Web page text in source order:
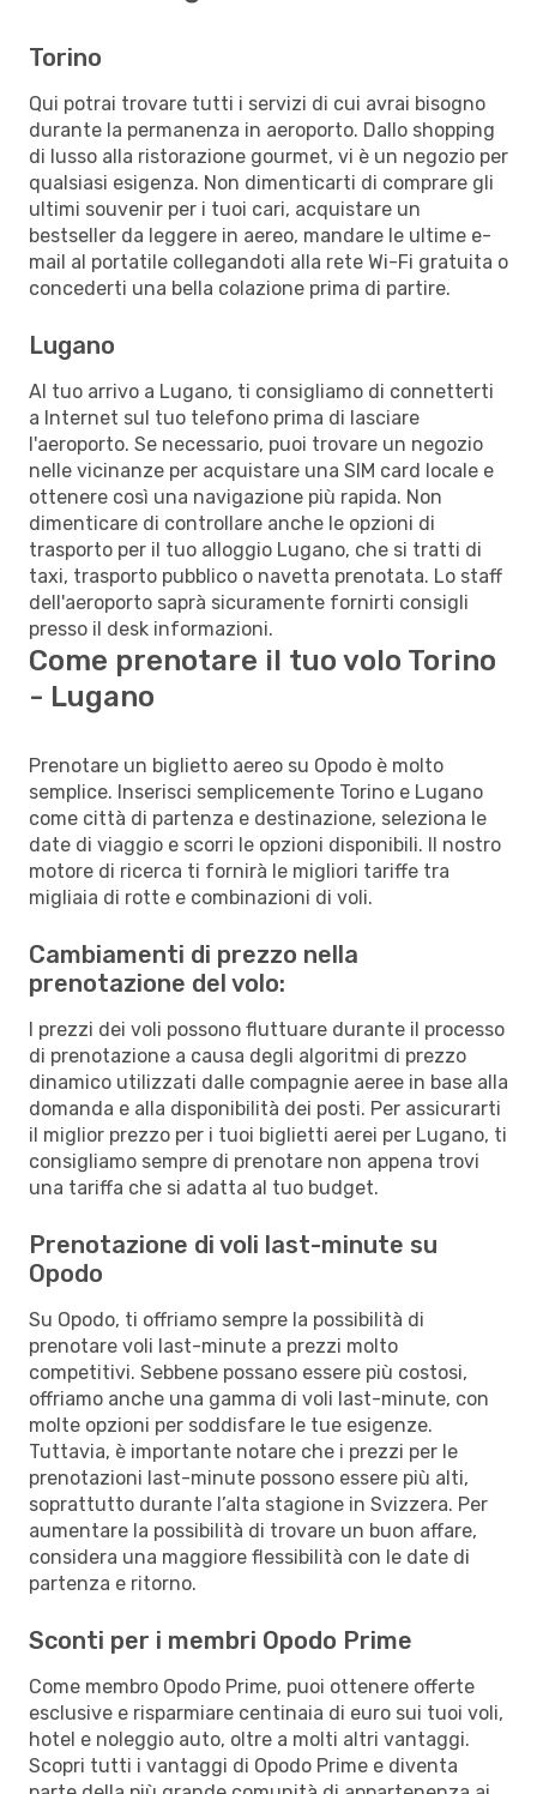
Torino
Qui potrai trovare tutti i servizi di cui avrai bisogno
durante la permanenza in aeroporto. Dallo shopping
di lusso alla ristorazione gourmet, vi è un negozio per
qualsiasi esigenza. Non dimenticarti di comprare gli
ultimi souvenir per i tuoi cari, acquistare un
bestseller da leggere in aereo, mandare le ultime e-
mail al portatile collegandoti alla rete Wi-Fi gratuita o
concederti una bella colazione prima di partire.
Lugano
Al tuo arrivo a Lugano, ti consigliamo di connetterti
a Internet sul tuo telefono prima di lasciare
l'aeroporto. Se necessario, puoi trovare un negozio
nelle vicinanze per acquistare una SIM card locale e
ottenere così una navigazione più rapida. Non
dimenticare di controllare anche le opzioni di
trasporto per il tuo alloggio Lugano, che si tratti di
taxi, trasporto pubblico o navetta prenotata. Lo staff
dell'aeroporto saprà sicuramente fornirti consigli
presso il desk informazioni.
Come prenotare il tuo volo Torino
- Lugano
Prenotare un biglietto aereo su Opodo è molto
semplice. Inserisci semplicemente Torino e Lugano
come città di partenza e destinazione, seleziona le
date di viaggio e scorri le opzioni disponibili. Il nostro
motore di ricerca ti fornirà le migliori tariffe tra
migliaia di rotte e combinazioni di voli.
Cambiamenti di prezzo nella
prenotazione del volo:
I prezzi dei voli possono fluttuare durante il processo
di prenotazione a causa degli algoritmi di prezzo
dinamico utilizzati dalle compagnie aeree in base alla
domanda e alla disponibilità dei posti. Per assicurarti
il miglior prezzo per i tuoi biglietti aerei per Lugano, ti
consigliamo sempre di prenotare non appena trovi
una tariffa che si adatta al tuo budget.
Prenotazione di voli last-minute su
Opodo
Su Opodo, ti offriamo sempre la possibilità di
prenotare voli last-minute a prezzi molto
competitivi. Sebbene possano essere più costosi,
offriamo anche una gamma di voli last-minute, con
molte opzioni per soddisfare le tue esigenze.
Tuttavia, è importante notare che i prezzi per le
prenotazioni last-minute possono essere più alti,
soprattutto durante l’alta stagione in Svizzera. Per
aumentare la possibilità di trovare un buon affare,
considera una maggiore flessibilità con le date di
partenza e ritorno.
Sconti per i membri Opodo Prime
Come membro Opodo Prime, puoi ottenere offerte
esclusive e risparmiare centinaia di euro sui tuoi voli,
hotel e noleggio auto, oltre a molti altri vantaggi.
Scopri tutti i vantaggi di Opodo Prime e diventa